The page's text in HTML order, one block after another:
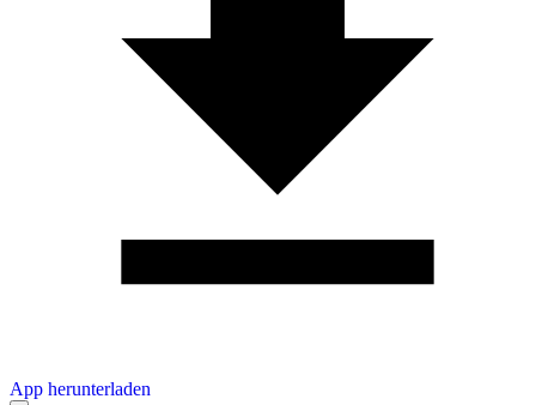
App herunterladen